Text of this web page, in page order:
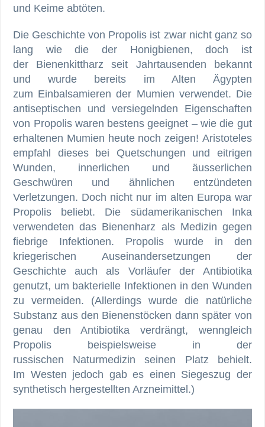
und Keime abtöten.
Die Geschichte von Propolis ist zwar nicht ganz so
lang wie die der Honigbienen, doch ist
der Bienenkittharz seit Jahrtausenden bekannt
und wurde bereits im Alten Ägypten
zum Einbalsamieren der Mumien verwendet. Die
antiseptischen und versiegelnden Eigenschaften
von Propolis waren bestens geeignet – wie die gut
erhaltenen Mumien heute noch zeigen! Aristoteles
empfahl dieses bei Quetschungen und eitrigen
Wunden, innerlichen und äusserlichen
Geschwüren und ähnlichen entzündeten
Verletzungen. Doch nicht nur im alten Europa war
Propolis beliebt. Die südamerikanischen Inka
verwendeten das Bienenharz als Medizin gegen
fiebrige Infektionen. Propolis wurde in den
kriegerischen Auseinandersetzungen der
Geschichte auch als Vorläufer der Antibiotika
genutzt, um bakterielle Infektionen in den Wunden
zu vermeiden. (Allerdings wurde die natürliche
Substanz aus den Bienenstöcken dann später von
genau den Antibiotika verdrängt, wenngleich
Propolis beispielsweise in der
russischen Naturmedizin seinen Platz behielt.
Im Westen jedoch gab es einen Siegeszug der
synthetisch hergestellten Arzneimittel.)